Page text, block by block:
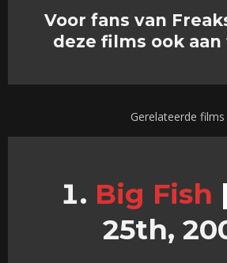
Voor fans van
deze films ook aan
Gerelateerde films
Big Fish |
25th,